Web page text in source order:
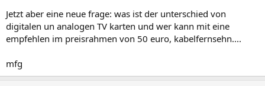
Jetzt aber eine neue frage: was ist der unterschied von
digitalen un analogen TV karten und wer kann mit eine
empfehlen im preisrahmen von 50 euro, kabelfernsehn....
mfg